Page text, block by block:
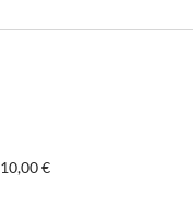
€